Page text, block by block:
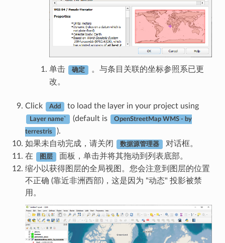
单击 确定
。与条目关联的坐标参照系已更
改。
Click Add to load the layer in your project using
Layer name` (default is OpenStreetMap WMS - by
terrestris
).
如果未自动完成，请关闭
数据源管理器
对话框。
在
图层
面板，单击并将其拖动到列表底部。
缩小以获得图层的全局视图。您会注意到图层的位置
不正确 (靠近非洲西部)，这是因为 "动态" 投影被禁
用。